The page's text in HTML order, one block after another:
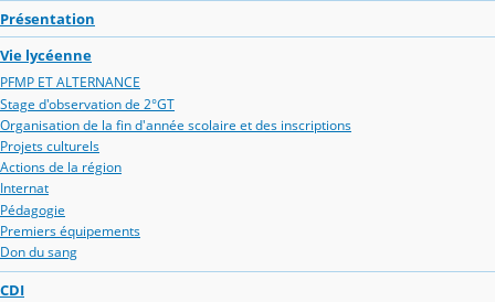
Présentation
Vie lycéenne
PFMP ET ALTERNANCE
Stage d'observation de 2°GT
Organisation de la fin d'année scolaire et des inscriptions
Projets culturels
Actions de la région
Internat
Pédagogie
Premiers équipements
Don du sang
CDI